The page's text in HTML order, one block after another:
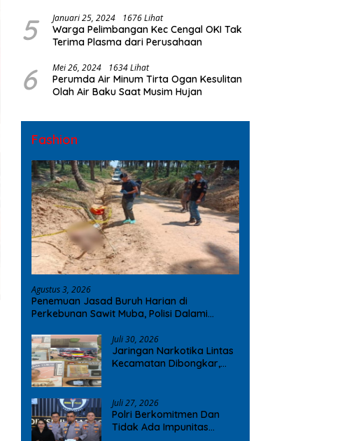
5 Januari 25, 2024 1676 Lihat
Warga Pelimbangan Kec Cengal OKI Tak
Terima Plasma dari Perusahaan
6 Mei 26, 2024 1634 Lihat
Perumda Air Minum Tirta Ogan Kesulitan
Olah Air Baku Saat Musim Hujan
Fashion
Agustus 3, 2026
Penemuan Jasad Buruh Harian di
Perkebunan Sawit Muba, Polisi Dalami
Juli 30, 2026
Jaringan Narkotika Lintas
Kecamatan Dibongkar,
Juli 27, 2026
Polri Berkomitmen Dan
Tidak Ada Impunitas